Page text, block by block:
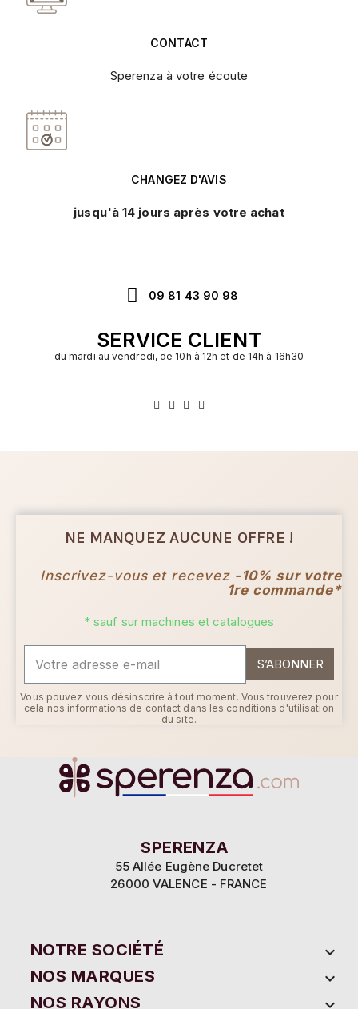
CONTACT
Sperenza à votre écoute
CHANGEZ D'AVIS
jusqu'à 14 jours après votre achat
09 81 43 90 98
SERVICE CLIENT
du mardi au vendredi, de 10h à 12h et de 14h à 16h30
NE MANQUEZ AUCUNE OFFRE !
Inscrivez-vous et recevez -10% sur votre
1re commande*
* sauf sur machines et catalogues
S’ABONNER
Vous pouvez vous désinscrire à tout moment. Vous trouverez pour
cela nos informations de contact dans les conditions d'utilisation
du site.
SPERENZA
55 Allée Eugène Ducretet
26000 VALENCE - FRANCE
NOTRE SOCIÉTÉ

NOS MARQUES

NOS RAYONS
